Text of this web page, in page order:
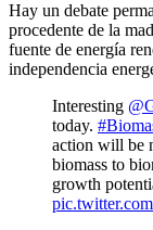
Hay un debate
procedente de la
fuente de energía
independencia
Interesting
today.
action will be
biomass to
growth